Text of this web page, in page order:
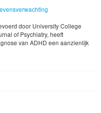
door University College
of Psychiatry, heeft
van ADHD een aanzienlijk